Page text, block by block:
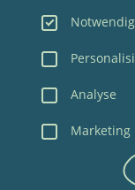
Analyse
Marketing